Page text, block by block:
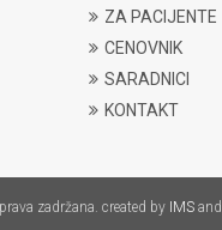
ZA PACIJENTE
CENOVNIK
SARADNICI
KONTAKT
zadržana. created by IMS and